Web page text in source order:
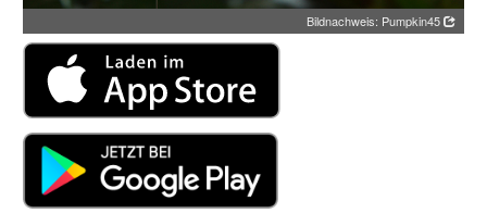
Bildnachweis: Pumpkin45